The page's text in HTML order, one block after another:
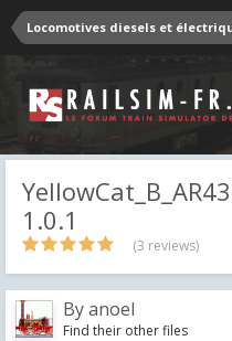
Locomotives diesels et
1.0.1
(3 reviews)
Byanoel
Find their other files